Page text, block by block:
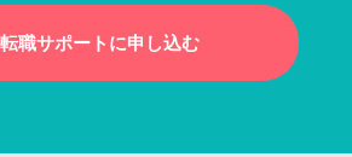
職サポートに申し込む